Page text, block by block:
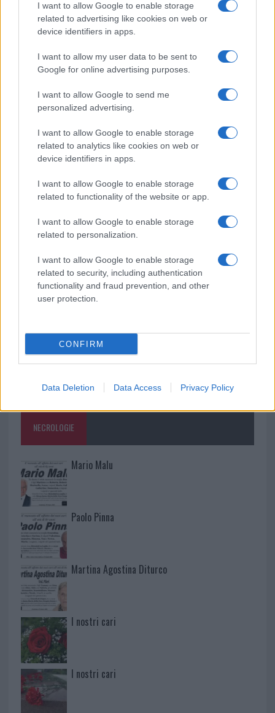
I want to allow Google to enable storage
related to advertising like cookies on web or
device identifiers in apps.
I want to allow my user data to be sent to
Google for online advertising purposes.
I want to allow Google to send me
personalized advertising.
I want to allow Google to enable storage
related to analytics like cookies on web or
device identifiers in apps.
I want to allow Google to enable storage
related to functionality of the website or app.
I want to allow Google to enable storage
related to personalization.
I want to allow Google to enable storage
related to security, including authentication
functionality and fraud prevention, and other
user protection.
CONFIRM
Data Deletion Data Access Privacy Policy
partecipazione per il suo racconto
minori, Albieri: “Episodi gravissimi”
Gallura, finti clienti svuotano le suite: furto da
50mila nel resort
Meteo Olbia 7 agosto, sole e caldo tornano
protagonisti
Test tunnel Olbia: rampe chiuse ancora fino a
fine agosto
Aggius conquista la classifica delle mete più
amate dell’estate 2026
NECROLOGIE
Mario Malu
Paolo Pinna
Martina Agostina Diturco
I nostri cari
I nostri cari